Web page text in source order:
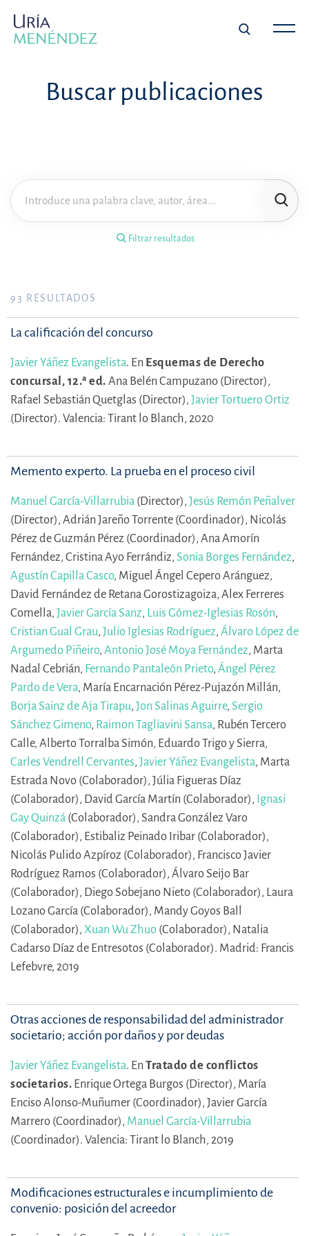
Buscar publicaciones
Filtrar resultados
Filtrar resultados ×
Área de práctica
93 RESULTADOS
La calificación del concurso
Javier Yáñez Evangelista. En Esquemas de Derecho
concursal, 12.ª ed. Ana Belén Campuzano (Director),
Rafael Sebastián Quetglas (Director), Javier Tortuero Ortiz
(Director). Valencia: Tirant lo Blanch, 2020
Memento experto. La prueba en el proceso civil
Manuel García-Villarrubia (Director), Jesús Remón Peñalver
(Director), Adrián Jareño Torrente (Coordinador), Nicolás
Pérez de Guzmán Pérez (Coordinador), Ana Amorín
Fernández, Cristina Ayo Ferrándiz, Sonia Borges Fernández,
Agustín Capilla Casco, Miguel Ángel Cepero Aránguez,
David Fernández de Retana Gorostizagoiza, Alex Ferreres
Comella, Javier García Sanz, Luis Gómez-Iglesias Rosón,
Cristian Gual Grau, Julio Iglesias Rodríguez, Álvaro López de
Argumedo Piñeiro, Antonio José Moya Fernández, Marta
Nadal Cebrián, Fernando Pantaleón Prieto, Ángel Pérez
Pardo de Vera, María Encarnación Pérez-Pujazón Millán,
Borja Sainz de Aja Tirapu, Jon Salinas Aguirre, Sergio
Sánchez Gimeno, Raimon Tagliavini Sansa, Rubén Tercero
Calle, Alberto Torralba Simón, Eduardo Trigo y Sierra,
Carles Vendrell Cervantes, Javier Yáñez Evangelista, Marta
Estrada Novo (Colaborador), Júlia Figueras Díaz
(Colaborador), David García Martín (Colaborador), Ignasi
Gay Quinzá (Colaborador), Sandra González Varo
(Colaborador), Estibaliz Peinado Iribar (Colaborador),
Nicolás Pulido Azpíroz (Colaborador), Francisco Javier
Rodríguez Ramos (Colaborador), Álvaro Seijo Bar
(Colaborador), Diego Sobejano Nieto (Colaborador), Laura
Lozano García (Colaborador), Mandy Goyos Ball
(Colaborador), Xuan Wu Zhuo (Colaborador), Natalia
Cadarso Díaz de Entresotos (Colaborador). Madrid: Francis
Lefebvre, 2019
Otras acciones de responsabilidad del administrador
societario; acción por daños y por deudas
Javier Yáñez Evangelista. En Tratado de conflictos
societarios. Enrique Ortega Burgos (Director), María
Enciso Alonso-Muñumer (Coordinador), Javier García
Marrero (Coordinador), Manuel García-Villarrubia
(Coordinador). Valencia: Tirant lo Blanch, 2019
Modificaciones estructurales e incumplimiento de
convenio: posición del acreedor